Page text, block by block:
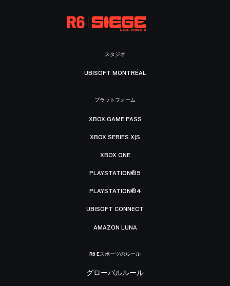
スタジオ
UBISOFT MONTRÉAL
プラットフォーム
XBOX GAME PASS
XBOX SERIES X|S
XBOX ONE
PLAYSTATION®5
PLAYSTATION®4
UBISOFT CONNECT
AMAZON LUNA
R6 Eスポーツのルール
グローバルルール